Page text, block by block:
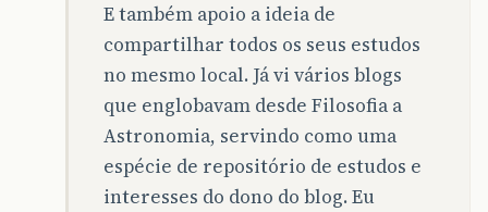
E também apoio a ideia de
compartilhar todos os seus estudos
no mesmo local. Já vi vários blogs
que englobavam desde Filosofia a
Astronomia, servindo como uma
espécie de repositório de estudos e
interesses do dono do blog. Eu